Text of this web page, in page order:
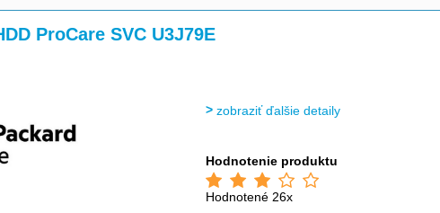
ProCare SVC U3J79E
zobraziť ďalšie detaily
Hodnotenie produktu
Hodnotené 26x